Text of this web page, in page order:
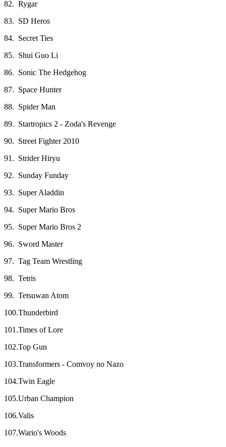
82. Rygar
83. SD Heros
84. Secret Ties
85. Shui Guo Li
86. Sonic The Hedgehog
87. Space Hunter
88. Spider Man
89. Startropics 2 - Zoda's Revenge
90. Street Fighter 2010
91. Strider Hiryu
92. Sunday Funday
93. Super Aladdin
94. Super Mario Bros
95. Super Mario Bros 2
96. Sword Master
97. Tag Team Wrestling
98. Tetris
99. Tetsuwan Atom
100.Thunderbird
101.Times of Lore
102.Top Gun
103.Transformers - Comvoy no Nazo
104.Twin Eagle
105.Urban Champion
106.Valis
107.Wario's Woods